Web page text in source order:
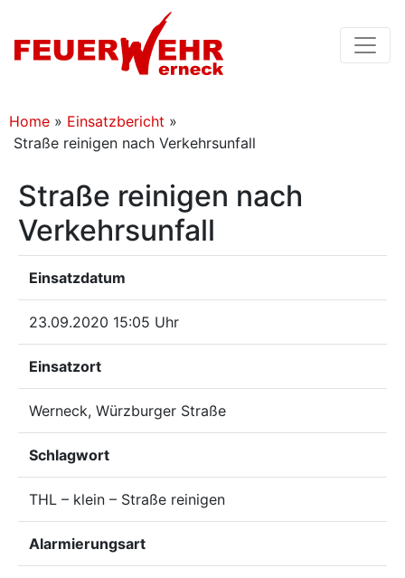
Home » Einsatzbericht »
Straße reinigen nach Verkehrsunfall
Straße reinigen nach
Verkehrsunfall
Einsatzdatum
23.09.2020 15:05 Uhr
Einsatzort
Werneck, Würzburger Straße
Schlagwort
THL – klein – Straße reinigen
Alarmierungsart